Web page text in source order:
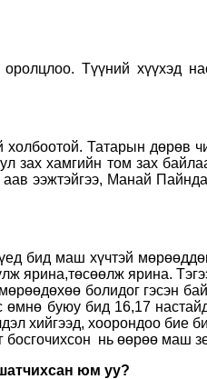
Түүний хүүхэд
Татарын дөрөв
зах хамгийн том зах
ээжтэйгээ, Манай
бид маш хүчтэй
ярина,төсөөлж ярина.
болидог гэсэн
өмнө буюу бид 16,17
хийгээд, хоорондоо
босгочихсон нь өөрөө маш
юм уу?